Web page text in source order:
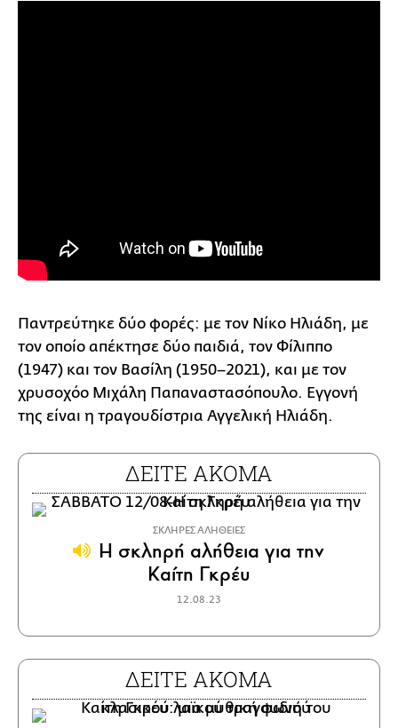
Παντρεύτηκε δύο φορές: με τον Νίκο Ηλιάδη, με
τον οποίο απέκτησε δύο παιδιά, τον Φίλιππο
(1947) και τον Βασίλη (1950–2021), και με τον
χρυσοχόο Μιχάλη Παπαναστασόπουλο. Εγγονή
της είναι η τραγουδίστρια Αγγελική Ηλιάδη.
ΔΕΙΤΕ ΑΚΟΜΑ
ΣΚΛΗΡΕΣ ΑΛΗΘΕΙΕΣ
Η σκληρή αλήθεια για την
Καίτη Γκρέυ
12.08.23
ΔΕΙΤΕ ΑΚΟΜΑ